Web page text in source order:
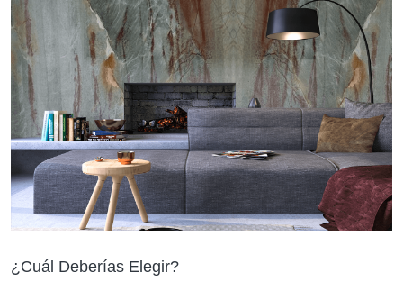
¿Cuál Deberías Elegir?